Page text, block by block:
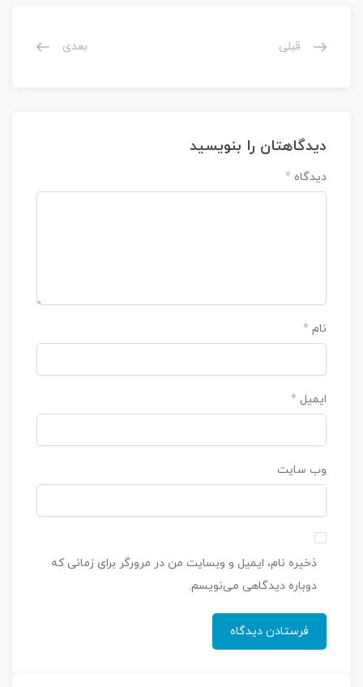
قبلی بعدی
دیدگاهتان را بنویسید
دیدگاه *
نام *
ایمیل *
وب‌ سایت
ذخیره نام، ایمیل و وبسایت من در مرورگر برای زمانی که
دوباره دیدگاهی می‌نویسم.